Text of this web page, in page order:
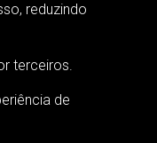
reduzindo
terceiros.
de